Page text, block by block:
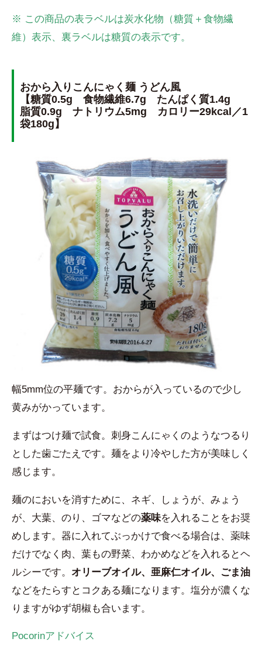
※ この商品の表ラベルは炭水化物（糖質＋食物繊
維）表示、裏ラベルは糖質の表示です。
おから入りこんにゃく麺 うどん風
【糖質0.5g 食物繊維6.7g たんぱく質1.4g
脂質0.9g ナトリウム5mg カロリー29kcal／1
袋180g】
幅5mm位の平麺です。おからが入っているので少し
黄みがかっています。
まずはつけ麺で試食。刺身こんにゃくのようなつるり
とした歯ごたえです。麺をより冷やした方が美味しく
感じます。
麺のにおいを消すために、ネギ、しょうが、みょう
が、大葉、のり、ゴマなどの薬味を入れることをお奨
めします。器に入れてぶっかけで食べる場合は、薬味
だけでなく肉、葉もの野菜、わかめなどを入れるとヘ
ルシーです。 オリーブオイル、亜麻仁オイル、ごま油
などをたらすとコクある麺になります。塩分が濃くな
りますがゆず胡椒も合います。
Pocorinアドバイス